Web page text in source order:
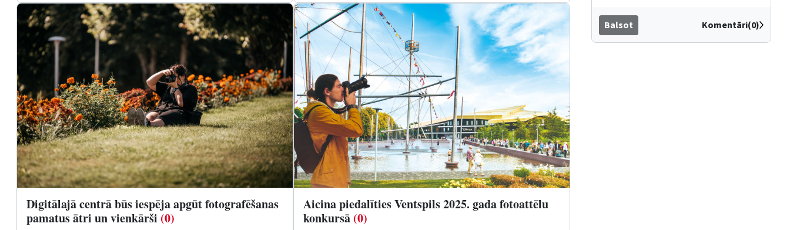
Digitālajā centrā būs iespēja apgūt fotografēšanas
pamatus ātri un vienkārši (0)
Aicina piedalīties Ventspils 2025. gada fotoattēlu
konkursā (0)
Balsot Komentāri(0)